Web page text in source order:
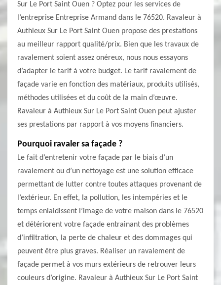
Sur Le Port Saint Ouen ? Optez pour les services de
l’entreprise Entreprise Armand dans le 76520. Ravaleur à
Authieux Sur Le Port Saint Ouen propose des prestations
au meilleur rapport qualité/prix. Bien que les travaux de
ravalement soient assez onéreux, nous nous essayons
d’adapter le tarif à votre budget. Le tarif ravalement de
façade varie en fonction des matériaux, produits utilisés,
méthodes utilisées et du coût de la main d’œuvre.
Ravaleur à Authieux Sur Le Port Saint Ouen peut ajuster
ses prestations par rapport à vos moyens financiers.
Pourquoi ravaler sa façade ?
Le fait d’entretenir votre façade par le biais d’un
ravalement ou d’un nettoyage est une solution efficace
permettant de lutter contre toutes attaques provenant de
l’extérieur. En effet, la pollution, les intempéries et le
temps enlaidissent l’image de votre maison dans le 76520
et détériorent votre façade entrainant des problèmes
d’infiltration, la perte de chaleur et des dommages qui
peuvent être plus graves. Réaliser un ravalement de
façade permet à vos murs extérieurs de retrouver leurs
couleurs d’origine. Ravaleur à Authieux Sur Le Port Saint